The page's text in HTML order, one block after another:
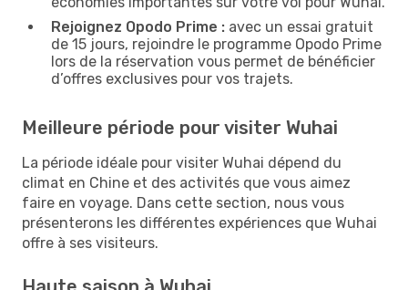
Rejoignez Opodo Prime : avec un essai gratuit
de 15 jours, rejoindre le programme Opodo Prime
lors de la réservation vous permet de bénéficier
d’offres exclusives pour vos trajets.
Meilleure période pour visiter Wuhai
La période idéale pour visiter Wuhai dépend du
climat en Chine et des activités que vous aimez
faire en voyage. Dans cette section, nous vous
présenterons les différentes expériences que Wuhai
offre à ses visiteurs.